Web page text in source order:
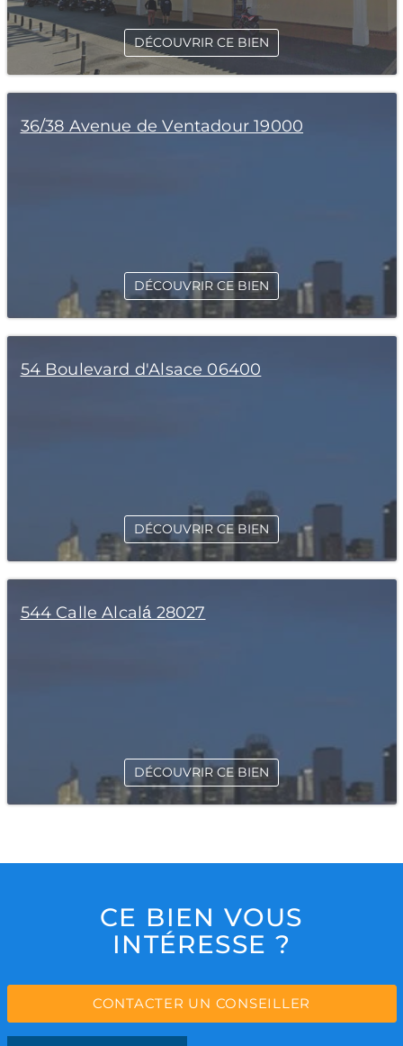
DÉCOUVRIR CE BIEN
36/38 Avenue de Ventadour 19000
DÉCOUVRIR CE BIEN
54 Boulevard d'Alsace 06400
DÉCOUVRIR CE BIEN
544 Calle Alcalá 28027
DÉCOUVRIR CE BIEN
CE BIEN VOUS
INTÉRESSE ?
CONTACTER UN CONSEILLER